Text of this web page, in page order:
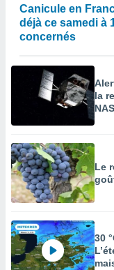
Canicule en
déjà ce samedi à
concernés
la
Le
30